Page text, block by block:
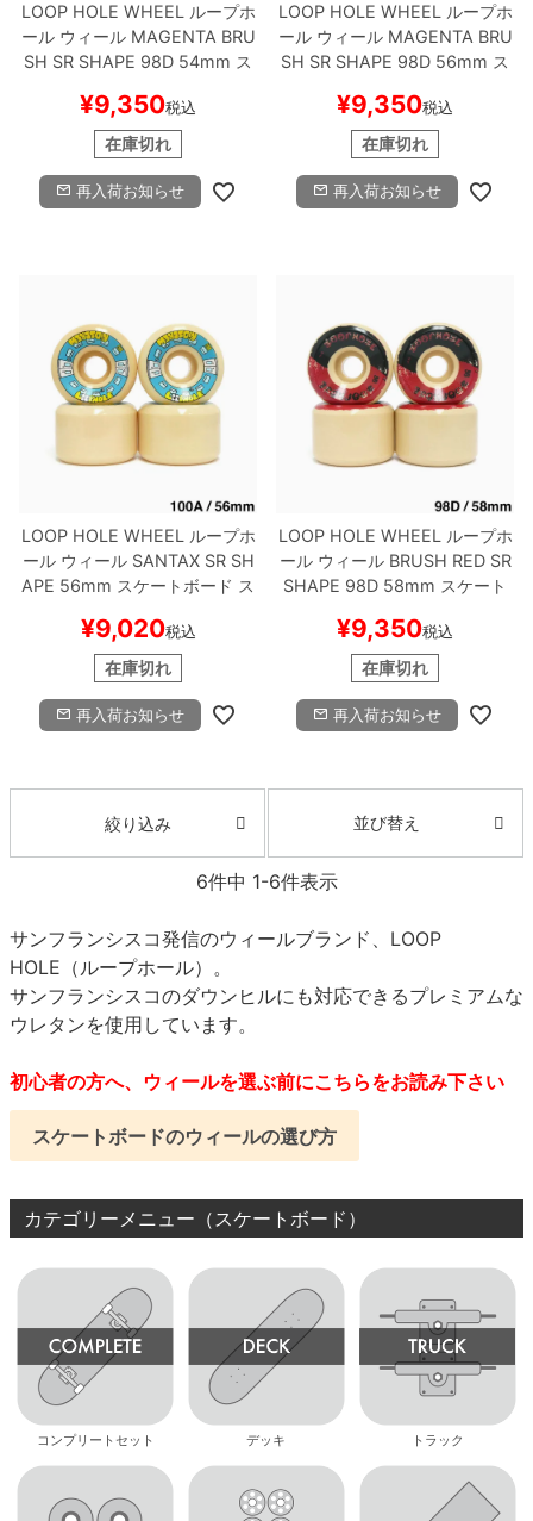
LOOP HOLE WHEEL
ループホ
ールウィールMAGENTA BRU
SH SR SHAPE 98D 54mm ス
¥9,350税込
在庫切れ
再入荷お知らせ
LOOP HOLE WHEEL
ループホ
ールウィールMAGENTA BRU
SH SR SHAPE 98D 56mm ス
¥9,350税込
在庫切れ
再入荷お知らせ
LOOP HOLE WHEEL
ループホ
ールウィールSANTAX SR SH
APE 56mm スケートボード ス
¥9,020税込
在庫切れ
再入荷お知らせ
LOOP HOLE WHEEL
ループホ
ールウィールBRUSH RED SR
SHAPE 98D 58mm スケート
¥9,350税込
在庫切れ
再入荷お知らせ
絞り込み 並び替え
6件中 1-6件表示
サンフランシスコ発信のウィールブランド、LOOP
HOLE（ループホール）。
サンフランシスコのダウンヒルにも対応できるプレミアムな
ウレタンを使用しています。
初心者の方へ、ウィールを選ぶ前にこちらをお読み下さい
スケートボードのウィールの選び方
カテゴリーメニュー（スケートボード）
コンプリートセット デッキ トラック
8.9inch
9.0inch以上
シェイプデッキ
9.0inch以上
110mm
30cm